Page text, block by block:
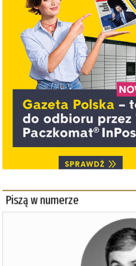
Piszą w numerze